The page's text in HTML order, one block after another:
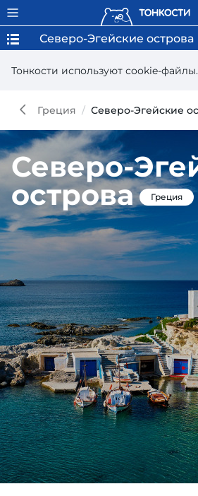
Тонкости используют сookie-файлы.
Северо-Эгейские острова
Греция Северо-Эгейские
Северо-
острова
Греция